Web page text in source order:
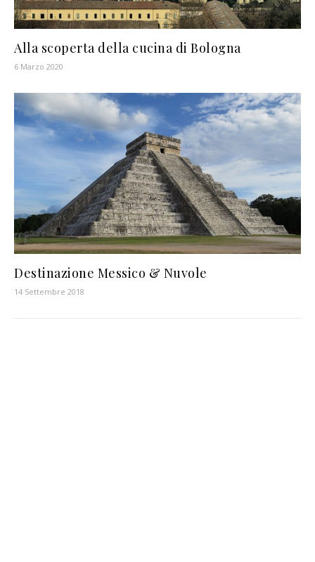
Alla scoperta della cucina di Bologna
6 Marzo 2020
Destinazione Messico & Nuvole
14 Settembre 2018